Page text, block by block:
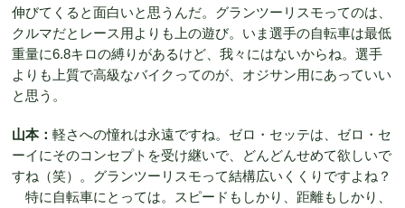
伸びてくると面白いと思うんだ。グランツーリスモってのは、
クルマだとレース用よりも上の遊び。いま選手の自転車は最低
重量に6.8キロの縛りがあるけど、我々にはないからね。選手
よりも上質で高級なバイクってのが、オジサン用にあっていい
と思う。
山本：軽さへの憧れは永遠ですね。ゼロ・セッテは、ゼロ・セ
ーイにそのコンセプトを受け継いで、どんどんせめて欲しいで
すね（笑）。グランツーリスモって結構広いくくりですよね？
特に自転車にとっては。スピードもしかり、距離もしかり、